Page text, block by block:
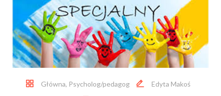
Główna, Psycholog/pedagog
Edyta Makoś